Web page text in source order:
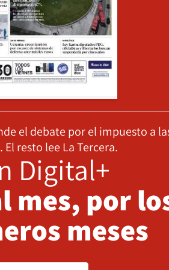
el debate por el impuesto a
El resto lee La Tercera.
Digital+
mes, por
meses